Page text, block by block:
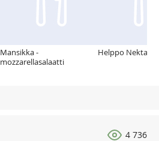
Mansikka -
mozzarellasalaatti
Helppo
4 736